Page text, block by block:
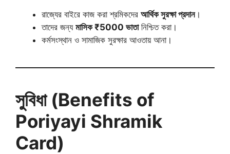
রাজ্যের বাইরে কাজ করা শ্রমিকদের আর্থিক সুরক্ষা প্রদান।
তাদের জন্য মাসিক ₹5000 ভাতানিশ্চিত করা।
কর্মসংস্থান ও সামাজিক সুরক্ষার আওতায় আনা।
সুবিধা (Benefits of
Poriyayi Shramik
Card)